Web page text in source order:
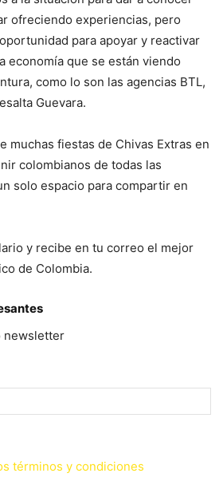
ofreciendo experiencias, pero
para apoyar y reactivar
economía que se están viendo
como lo son las agencias BTL,
Guevara.
muchas fiestas de Chivas Extras en
colombianos de todas las
solo espacio para compartir en
y recibe en tu correo el mejor
de Colombia.
newsletter
términos y condiciones